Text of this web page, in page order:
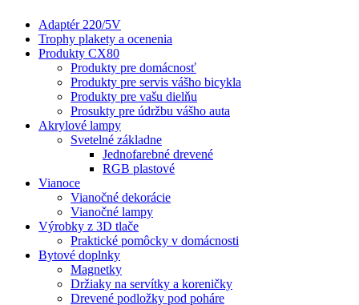
Adaptér 220/5V
Trophy plakety a ocenenia
Produkty CX80
Produkty pre domácnosť
Produkty pre servis vášho bicykla
Produkty pre vašu dielňu
Prosukty pre údržbu vášho auta
Akrylové lampy
Svetelné základne
Jednofarebné drevené
RGB plastové
Vianoce
Vianočné dekorácie
Vianočné lampy
Výrobky z 3D tlače
Praktické pomôcky v domácnosti
Bytové doplnky
Magnetky
Držiaky na servítky a koreničky
Drevené podložky pod poháre